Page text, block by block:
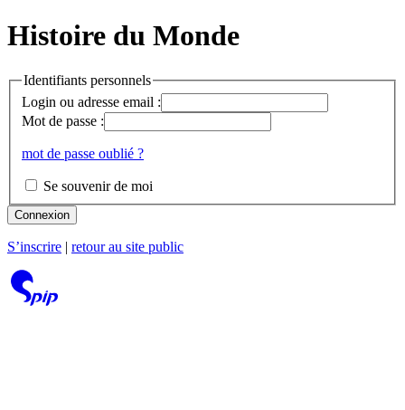
Histoire du Monde
Identifiants personnels
Login ou adresse email :
Mot de passe :
mot de passe oublié ?
Se souvenir de moi
Connexion
S’inscrire retour au site public